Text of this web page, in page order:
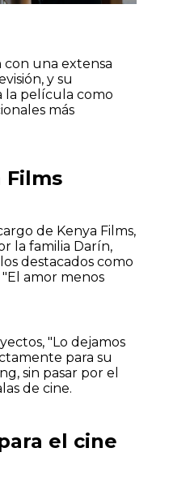
una extensa
y su
la película como
más
Films
de Kenya Films,
la familia Darín,
destacados como
"El amor menos
"Lo dejamos
para su
sin pasar por el
de cine.
el cine